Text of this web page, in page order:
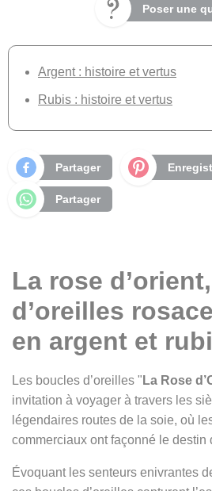
Poser une
Argent : histoire et vertus
Rubis : histoire et vertus
Partager
Partager
La rose
d’oreilles
en argent et
Les boucles d’oreilles " La Rose
invitation à voyager à travers les
légendaires routes de la soie, où
commerciaux ont façonné le destin
Évoquant les senteurs enivrantes